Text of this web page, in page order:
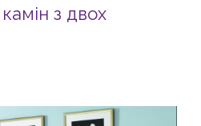
з двох